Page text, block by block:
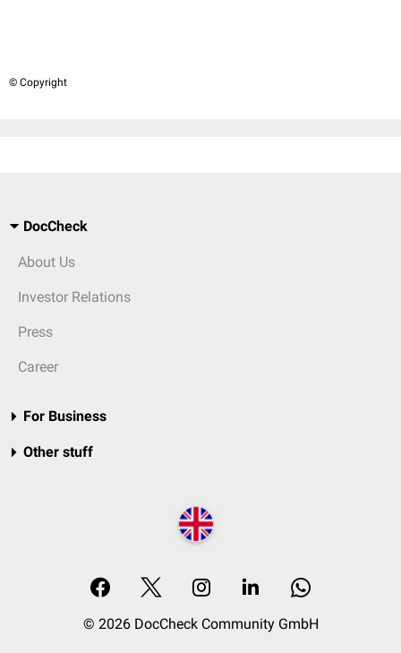
© Copyright
DocCheck
About Us
Investor Relations
Press
Career
For Business
Other stuff
© 2026 DocCheck Community GmbH